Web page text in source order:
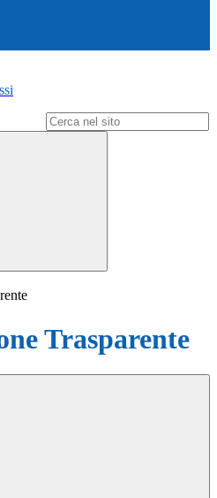
Trasparente